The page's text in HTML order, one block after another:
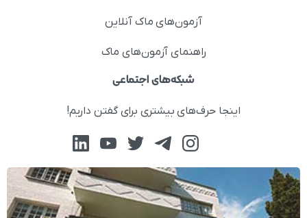
آزمون‌های ماک آنلاین
راهنمای آزمون‌های ماک
شبکه‌های اجتماعی
اینجا حرف‌های بیشتری برای گفتن داریم!